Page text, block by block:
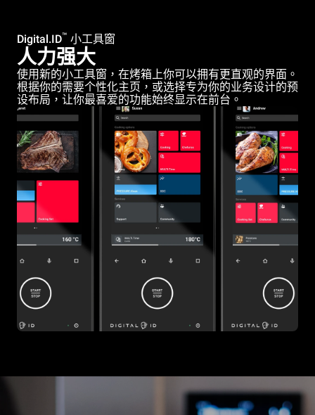
Digital.ID™ 小工具窗
人力强大
使用新的小工具窗，在烤箱上你可以拥有更直观的界面。
根据你的需要个性化主页，或选择专为你的业务设计的预
设布局，让你最喜爱的功能始终显示在前台。